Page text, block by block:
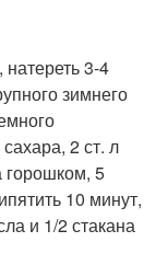
3-4
зимнего
2 ст. л
горошком, 5
10 минут,
и 1/2 стакана